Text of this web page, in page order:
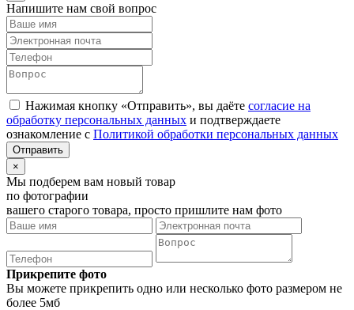
Напишите нам свой вопрос
Нажимая кнопку «Отправить», вы даёте согласие на
обработку персональных данных и подтверждаете
ознакомление с Политикой обработки персональных данных
×
Мы подберем вам новый товар
по фотографии
вашего старого товара, просто пришлите нам фото
Прикрепите фото
Вы можете прикрепить одно или несколько фото размером не
более 5мб